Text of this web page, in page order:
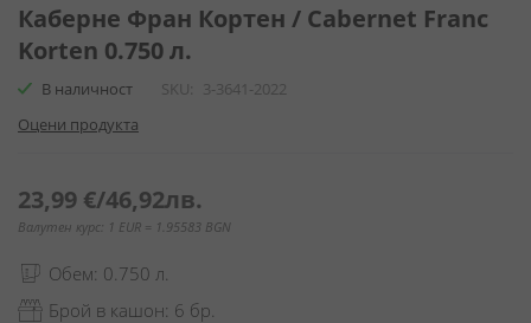
към
началото
на
галерия
снимки
Каберне Фран Кортен / Cabernet Franc
Korten 0.750 л.
В наличност SKU
3-3641-2022
Оцени продукта
23,99 €/46,92лв.
Валутен курс: 1 EUR = 1.95583 BGN
Обем: 0.750 л.
Брой в кашон: 6 бр.